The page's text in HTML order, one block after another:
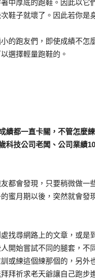
中厚底的跑鞋。因此以它
鞋子就壞了。因此若你是
的跑友們，即使成績不
選擇輕量跑鞋的。
績都一直卡關，不管怎麼
科技公司老闆、公司業績
都會發現，只要稍微做一
蜜月期以後，突然就會發
找尋網路上的文章，或是
開始嘗試不同的腿套，
或練這個練那個的，另
拜祈求老天爺讓自己跑步